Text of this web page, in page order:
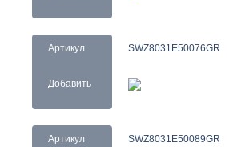
Артикул
Добавить
SWZ8031E50076GR
Артикул SWZ8031E50089GR